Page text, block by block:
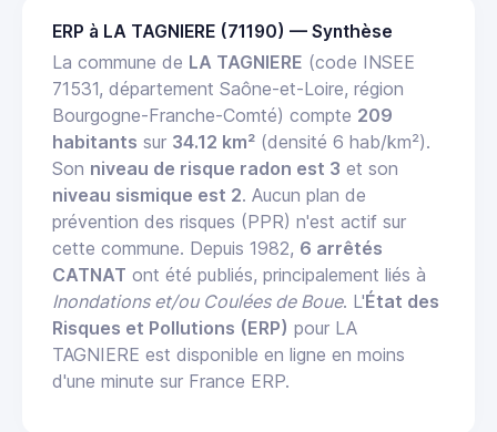
ERP à LA TAGNIERE (71190) — Synthèse
La commune de LA TAGNIERE (code INSEE
71531, département Saône-et-Loire, région
Bourgogne-Franche-Comté) compte 209
habitants sur 34.12 km² (densité 6 hab/km²).
Son niveau de risque radon est 3 et son
niveau sismique est 2. Aucun plan de
prévention des risques (PPR) n'est actif sur
cette commune. Depuis 1982, 6 arrêtés
CATNAT ont été publiés, principalement liés à
Inondations et/ou Coulées de Boue. L'État des
Risques et Pollutions (ERP) pour LA
TAGNIERE est disponible en ligne en moins
d'une minute sur France ERP.